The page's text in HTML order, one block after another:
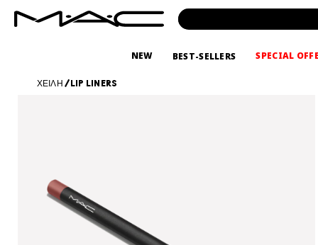
NEW BEST-SELLERS SPECIAL
ΧΕΙΛΗ / LIP LINERS